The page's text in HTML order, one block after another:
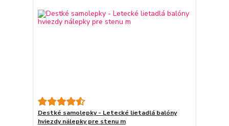
Destké samolepky - Letecké lietadlá balóny
hviezdy nálepky pre stenu m